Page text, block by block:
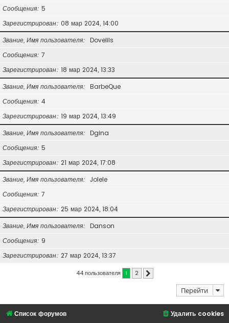
Сообщения 5
Зарегистрирован 08 мар 2024, 14:00
Звание, Имя пользователя
Dovelils
Сообщения 7
Зарегистрирован 18 мар 2024, 13:33
Звание, Имя пользователя
BarbeQue
Сообщения 4
Зарегистрирован 19 мар 2024, 13:49
Звание, Имя пользователя
Dgina
Сообщения 5
Зарегистрирован 21 мар 2024, 17:08
Звание, Имя пользователя
Jolele
Сообщения 7
Зарегистрирован 25 мар 2024, 18:04
Звание, Имя пользователя
Danson
Сообщения 9
Зарегистрирован 27 мар 2024, 13:37
44 пользователя 1 2
Перейти
Список форумов Удалить cookies